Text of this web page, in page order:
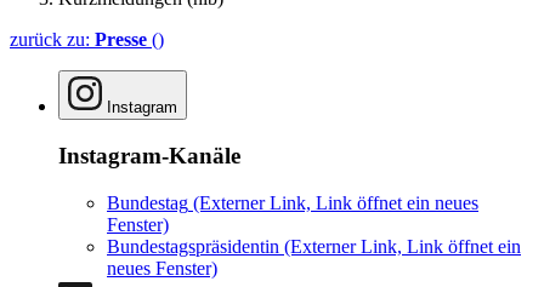
zurück zu: Presse ()
Instagram
Instagram-Kanäle
Bundestag (Externer Link, Link öffnet ein neues
Fenster)
Bundestagspräsidentin (Externer Link, Link öffnet ein
neues Fenster)